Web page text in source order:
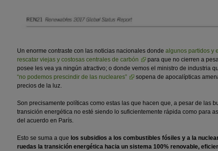
Un enorme contraste con las noticias nacionales donde algunos partidos y
rescatar viejas y costosas centrales de carbón
para que no cierren a
posee les vea ya ningún atractivo; o donde vemos el ministro de industria
“no podemos prescindir de las nucleares”
sopena de apocalípticas
precios de la luz.
Son precisamente políticas como estas las que hacen que, a pesar de las
transición energética no esté siendo lo suficientemente rápida como para
del acuerdo en París.
Esto se suma a que los subsidios a los combustibles fósiles y a la
ruedas la transición energética hacia un sistema 100% renovable,